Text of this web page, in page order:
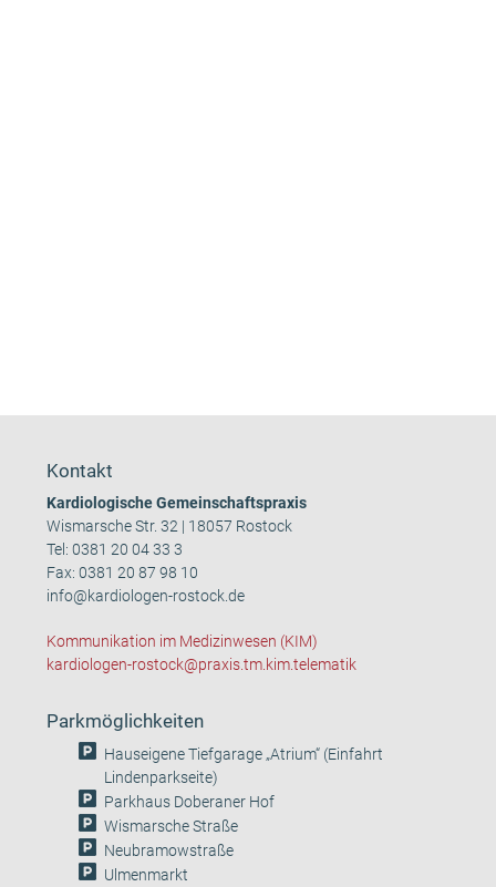
Kontakt
Kardiologische Gemeinschaftspraxis
Wismarsche Str. 32 | 18057 Rostock
Tel:0381 20 04 33 3
Fax: 0381 20 87 98 10
info@kardiologen-rostock.de
Kommunikation im Medizinwesen (KIM)
kardiologen-rostock@praxis.tm.kim.telematik
Parkmöglichkeiten
Hauseigene Tiefgarage „Atrium“ (Einfahrt
Lindenparkseite)
Parkhaus Doberaner Hof
Wismarsche Straße
Neubramowstraße
Ulmenmarkt